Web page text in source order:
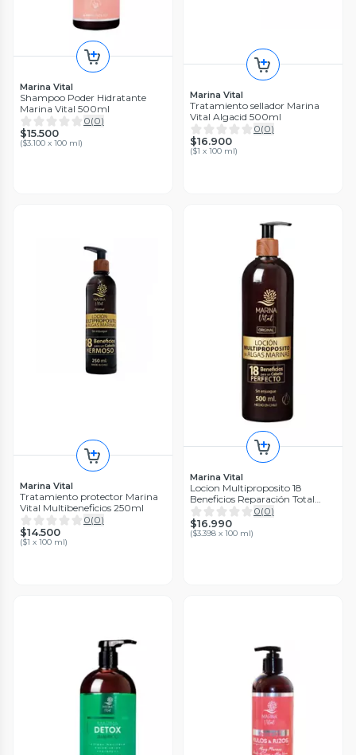
Marina Vital
Shampoo Poder Hidratante
Marina Vital 500ml
0(0)
$15.500
($3.100 x 100 ml)
Marina Vital
Tratamiento sellador Marina
Vital Algacid 500ml
0(0)
$16.900
($1 x 100 ml)
Marina Vital
Tratamiento protector Marina
Vital Multibeneficios 250ml
0(0)
$14.500
($1 x 100 ml)
Marina Vital
Locion Multiproposito 18
Beneficios Reparación Total
500ml
0(0)
$16.990
($3.398 x 100 ml)